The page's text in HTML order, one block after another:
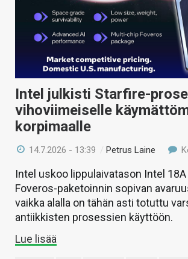
Intel julkisti Starfire-
vihoviimeiselle
korpimaalle
14.7.2026 - 13:39 /Petrus Laine
Intel uskoo lippulaivatason Intel
Foveros-paketoinnin sopivan
vaikka alalla on tähän asti totuttu
antiikkisten prosessien käyttöön.
Lue lisää